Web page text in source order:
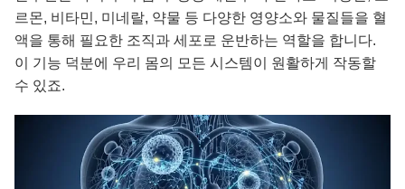
르몬, 비타민, 미네랄, 약물 등 다양한 영양소와 물질들을 혈
액을 통해 필요한 조직과 세포로 운반하는 역할을 합니다.
이 기능 덕분에 우리 몸의 모든 시스템이 원활하게 작동할
수 있죠.